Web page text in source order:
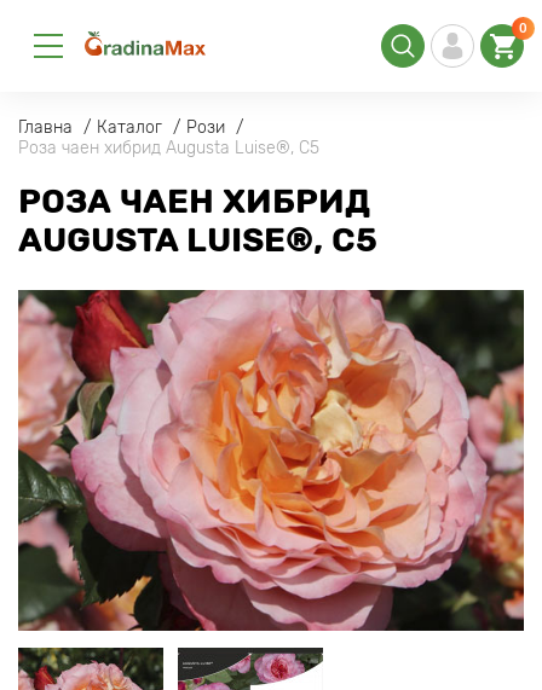
0
Главна Каталог
Рози
Роза чаен хибрид Augusta Luise®, C5
РОЗА ЧАЕН ХИБРИД
AUGUSTA LUISE®, C5